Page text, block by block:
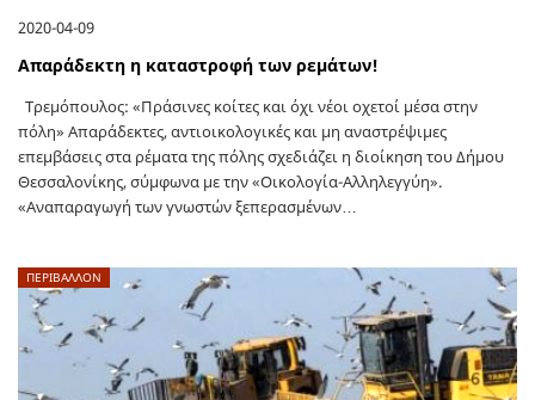
2020-04-09
Απαράδεκτη η καταστροφή των ρεμάτων!
Τρεμόπουλος: «Πράσινες κοίτες και όχι νέοι οχετοί μέσα στην
πόλη» Απαράδεκτες, αντιοικολογικές και μη αναστρέψιμες
επεμβάσεις στα ρέματα της πόλης σχεδιάζει η διοίκηση του Δήμου
Θεσσαλονίκης, σύμφωνα με την «Οικολογία-Αλληλεγγύη».
«Αναπαραγωγή των γνωστών ξεπερασμένων…
ΠΕΡΙΒΑΛΛΟΝ